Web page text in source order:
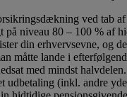
ved tab af
på niveau 80 – 100 % af
din erhvervsevne, og
måtte lande i
med mindst
udbetaling (inkl. andre